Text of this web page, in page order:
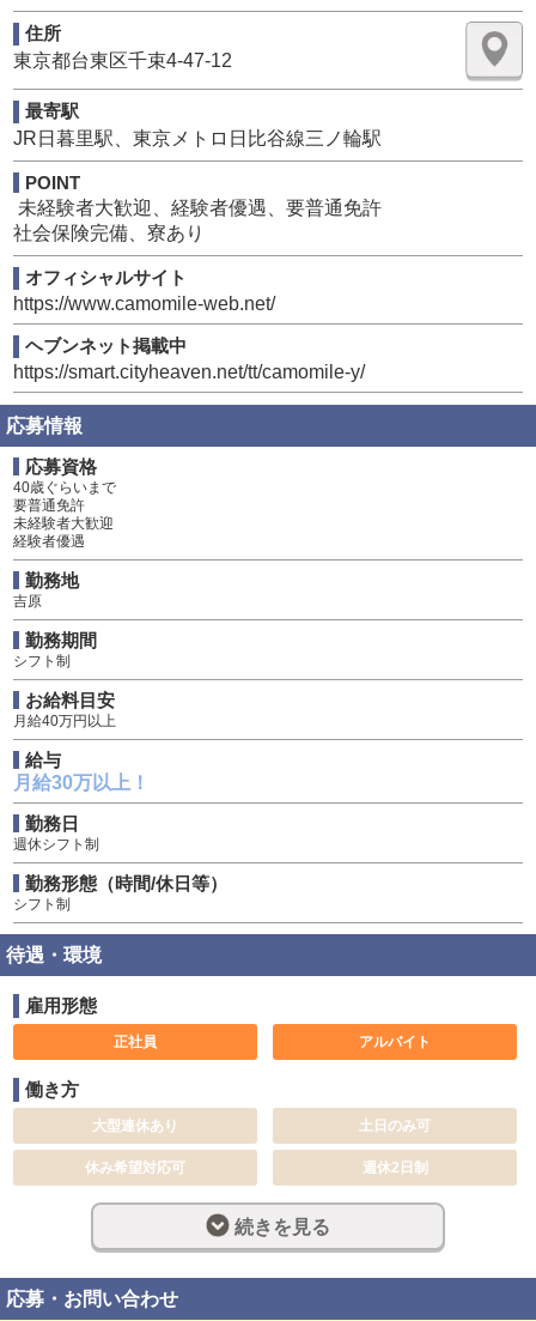
住所
東京都台東区千束4-47-12
最寄駅
JR日暮里駅、東京メトロ日比谷線三ノ輪駅
POINT
未経験者大歓迎、経験者優遇、要普通免許
社会保険完備、寮あり
オフィシャルサイト
https://www.camomile-web.net/
ヘブンネット掲載中
https://smart.cityheaven.net/tt/camomile-y/
応募情報
応募資格
40歳ぐらいまで
要普通免許
未経験者大歓迎
経験者優遇
勤務地
吉原
勤務期間
シフト制
お給料目安
月給40万円以上
給与
月給30万以上！
勤務日
週休シフト制
勤務形態（時間/休日等）
シフト制
待遇・環境
雇用形態
正社員 アルバイト
働き方
大型連休あり 土日のみ可
休み希望対応可 週休2日制
完全週休2日制 社員登用制度あり
残業なし 勤務開始日相談可
稼ぎ方
続きを見る
応募・お問い合わせ